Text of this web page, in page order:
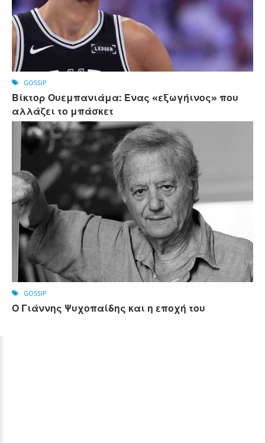
GOSSIP
Βίκτορ Ουεμπανιάμα: Ένας «εξωγήινος» που
αλλάζει το μπάσκετ
GOSSIP
Ο Γιάννης Ψυχο­παίδης και η εποχή του